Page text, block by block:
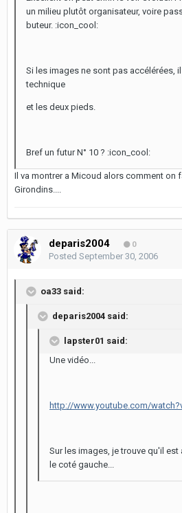
un milieu plutôt organisateur, voire
buteur. :icon_cool:
Si les images ne sont pas accélérées,
technique
et les deux pieds.
Bref un futur N° 10 ? :icon_cool:
Il va montrer a Micoud alors comment on
Girondins....
deparis2004 0
Posted September 30, 2006
oa33 said:
deparis2004 said:
lapster01 said:
Une vidéo...
http://www.youtube.com/
Sur les images, je trouve qu'il
le coté gauche...